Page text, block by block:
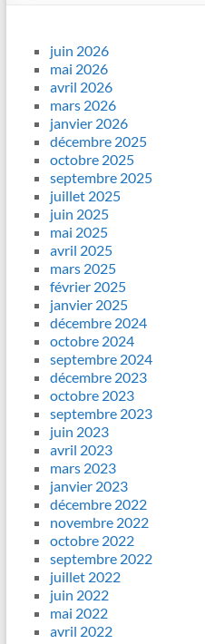
juin 2026
mai 2026
avril 2026
mars 2026
janvier 2026
décembre 2025
octobre 2025
septembre 2025
juillet 2025
juin 2025
mai 2025
avril 2025
mars 2025
février 2025
janvier 2025
décembre 2024
octobre 2024
septembre 2024
décembre 2023
octobre 2023
septembre 2023
juin 2023
avril 2023
mars 2023
janvier 2023
décembre 2022
novembre 2022
octobre 2022
septembre 2022
juillet 2022
juin 2022
mai 2022
avril 2022